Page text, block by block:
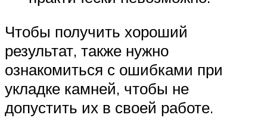
Чтобы получить хороший
результат, также нужно
ознакомиться с ошибками при
укладке камней, чтобы не
допустить их в своей работе.